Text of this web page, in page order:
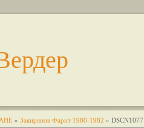
» Закирянов Фарит 1980-1982 » DSCN1077